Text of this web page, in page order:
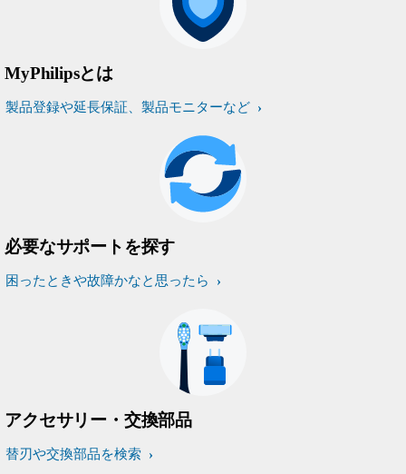
MyPhilipsとは
製品登録や延長保証、製品モニターなど
必要なサポートを探す
困ったときや故障かなと思ったら
アクセサリー・交換部品
替刃や交換部品を検索